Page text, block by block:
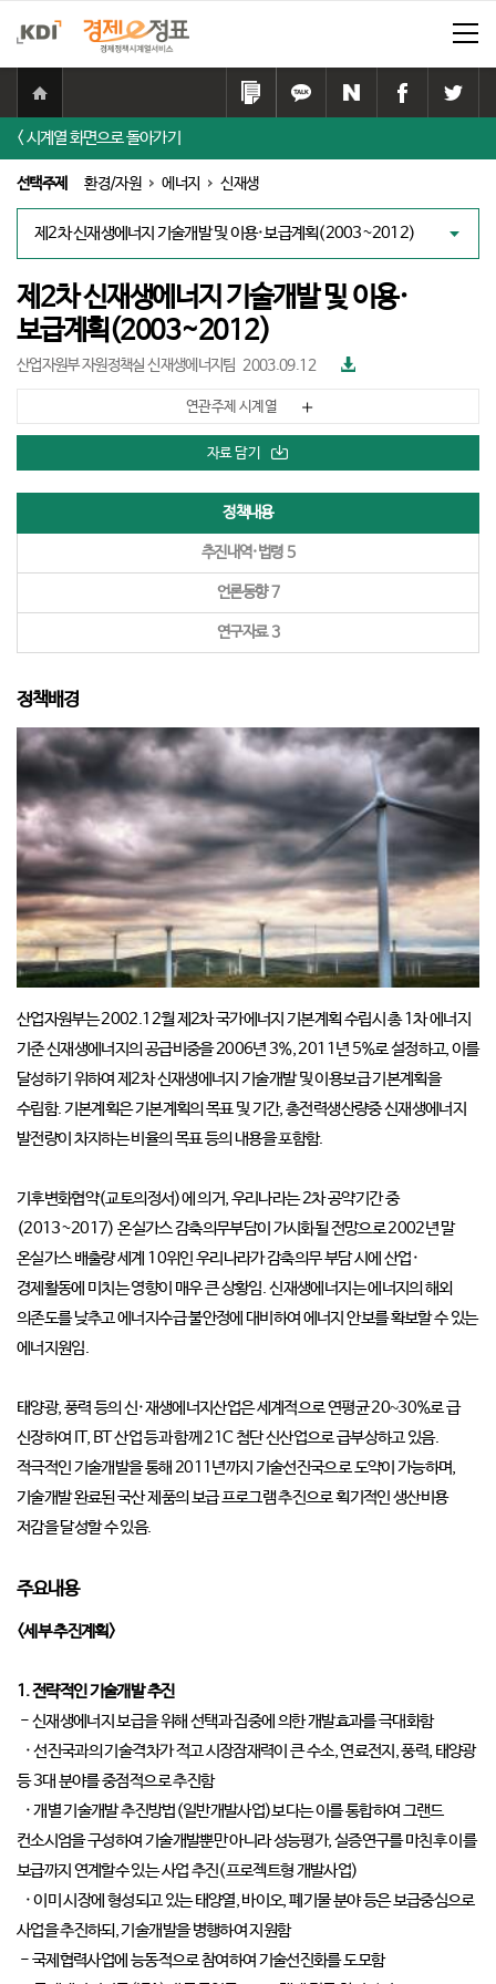
로
이
동
링
크
사
하
기
카
카
톡
유
하
네
이
공
하
기
페
이
북
유
하
트
위
공
하
기
< 시계열 화면으로 돌아가기
선택주제 환경/자원 에너지 신재생
리
스
트
제2차 신재생에너지 기술개발 및 이용·
보급계획(2003~2012)
산업자원부 자원정책실 신재생에너지팀 2003.09.12
파
드
연관주제 시계열
자료 담기
정책내용
추진내역·법령 5
언론동향 7
연구자료 3
정책배경
산업자원부는 2002.12월 제2차 국가에너지 기본계획 수립시 총 1차 에너지
기준 신재생에너지의 공급비중을 2006년 3%, 2011년 5%로 설정하고, 이를
달성하기 위하여 제2차 신재생에너지 기술개발 및 이용보급 기본계획을
수립함. 기본계획은 기본계획의 목표 및 기간, 총전력생산량중 신재생에너지
발전량이 차지하는 비율의 목표 등의 내용을 포함함.
기후변화협약(교토의정서)에 의거, 우리나라는 2차 공약기간 중
(2013~2017) 온실가스 감축의무부담이 가시화될 전망으로 2002년 말
온실가스 배출량 세계 10위인 우리나라가 감축의무 부담 시에 산업·
경제활동에 미치는 영향이 매우 큰 상황임. 신재생에너지는 에너지의 해외
의존도를 낮추고 에너지수급 불안정에 대비하여 에너지 안보를 확보할 수 있는
에너지원임.
태양광, 풍력 등의 신·재생에너지산업은 세계적으로 연평균 20~30%로 급
신장하여 IT, BT 산업 등과 함께 21C 첨단 신산업으로 급부상하고 있음.
적극적인 기술개발을 통해 2011년까지 기술선진국으로 도약이 가능하며,
기술개발 완료된 국산 제품의 보급 프로그램 추진으로 획기적인 생산비용
저감을 달성할 수 있음.
주요내용
<세부 추진계획>
1. 전략적인 기술개발 추진
- 신재생에너지 보급을 위해 선택과 집중에 의한 개발효과를 극대화함
· 선진국과의 기술격차가 적고 시장잠재력이 큰 수소, 연료전지, 풍력, 태양광
등 3대 분야를 중점적으로 추진함
· 개별 기술개발 추진방법(일반개발사업)보다는 이를 통합하여 그랜드
컨소시엄을 구성하여 기술개발뿐만 아니라 성능평가, 실증연구를 마친후 이를
보급까지 연계할수 있는 사업 추진(프로젝트형 개발사업)
· 이미 시장에 형성되고 있는 태양열, 바이오, 폐기물 분야 등은 보급중심으로
사업을 추진하되, 기술개발을 병행하여 지원함
- 국제협력사업에 능동적으로 참여하여 기술선진화를 도모함